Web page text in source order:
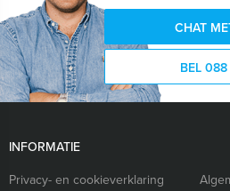
CHAT
BEL
INFORMATIE
Privacy- en cookieverklaring